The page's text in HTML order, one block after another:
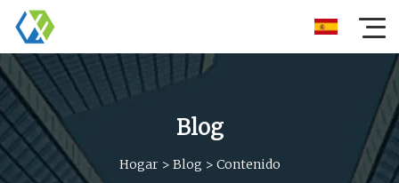
Blog
Hogar> Blog > Contenido